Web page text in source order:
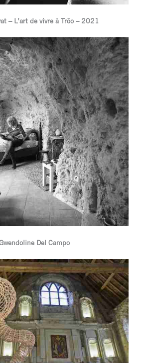
– L’art de vivre à Trôo – 2021
Del Campo